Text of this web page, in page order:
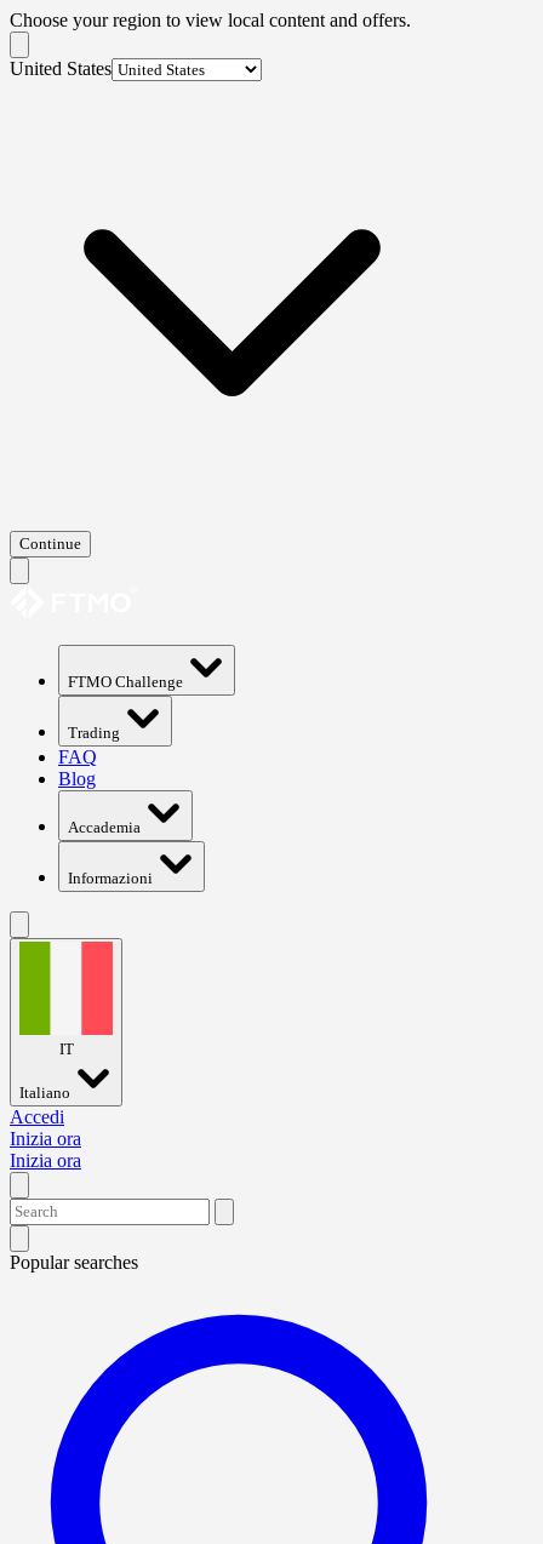
Choose your region to view local content and offers.
United States
Continue
FTMO Challenge
Trading
FAQ
Blog
Accademia
Informazioni
IT
Italiano
Accedi
Inizia ora
Inizia ora
Popular searches